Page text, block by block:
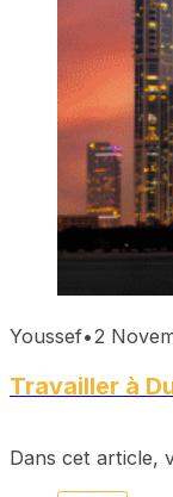
Youssef•2
Travailler à
Dans cet article,